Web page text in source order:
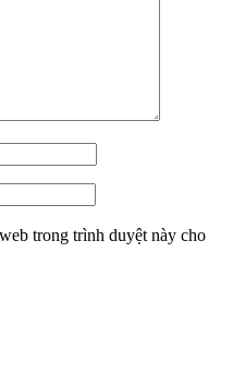
trong trình duyệt này cho